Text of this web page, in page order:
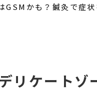
GSMかも？鍼灸で症
リケートゾ